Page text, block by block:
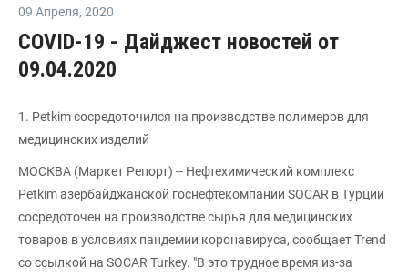
09 Апреля, 2020
COVID-19 - Дайджест новостей от
09.04.2020
1. Petkim сосредоточился на производстве полимеров для
медицинских изделий
МОСКВА (Маркет Репорт) -- Нефтехимический комплекс
Petkim азербайджанской госнефтекомпании SOCAR в Турции
сосредоточен на производстве сырья для медицинских
товаров в условиях пандемии коронавируса, сообщает Trend
со ссылкой на SOCAR Turkey. "В это трудное время из-за